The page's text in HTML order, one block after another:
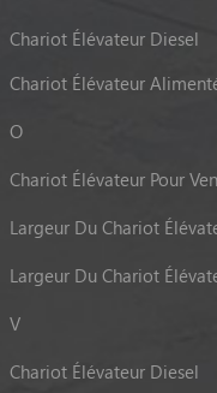
Chariot Élévateur Diesel
Chariot Élévateur
O
Chariot Élévateur Pour
Largeur Du Chariot
Largeur Du Chariot
V
Chariot Élévateur Diesel